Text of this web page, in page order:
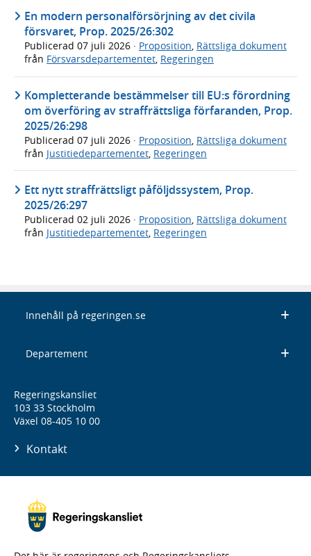
En modern personalförsörjning av det civila
försvaret, Prop. 2025/26:302
Publicerad 07 juli 2026 · Proposition, Rättsliga dokument
från Försvarsdepartementet, Regeringen
Kompletterande bestämmelser till EU:s förordning
om överföring av straffrättsliga förfaranden, Prop.
2025/26:298
Publicerad 07 juli 2026 · Proposition, Rättsliga dokument
från Justitiedepartementet, Regeringen
Ett nytt straffrättsligt påföljdssystem, Prop.
2025/26:297
Publicerad 02 juli 2026 · Proposition Rättsliga dokument
från Justitiedepartementet Regeringen
Innehåll på regeringen.se
Departement
Regeringskansliet
103 33 Stockholm
Växel 08-405 10 00
Kontakt